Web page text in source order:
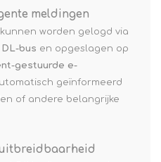
meldingen
worden gelogd via
bus en opgeslagen op
gestuurde e-
geïnformeerd
of andere belangrijke